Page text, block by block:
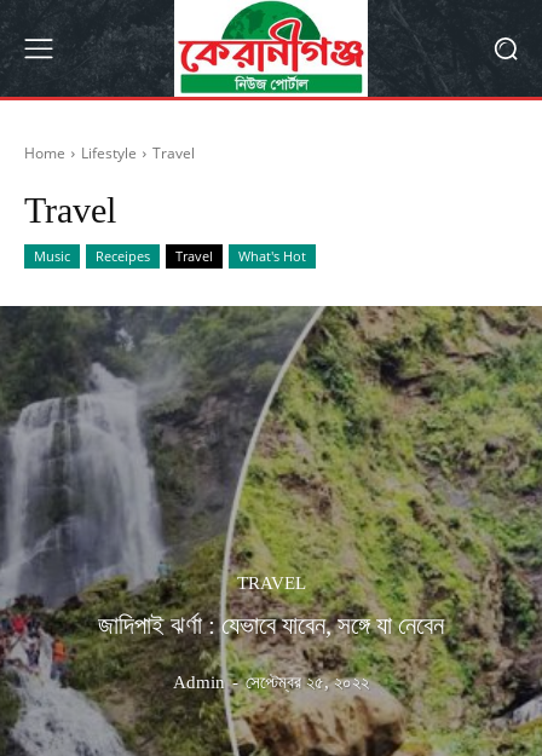
Home Lifestyle Travel
Travel
Music Receipes Travel What's Hot
TRAVEL
জাদিপাই ঝর্ণা : যেভাবে যাবেন, সঙ্গে যা নেবেন
Admin - সেপ্টেম্বর ২৫, ২০২২